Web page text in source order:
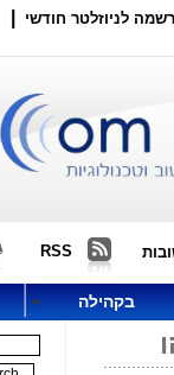
לניוזלטר חודשי
RSS
בקהילה